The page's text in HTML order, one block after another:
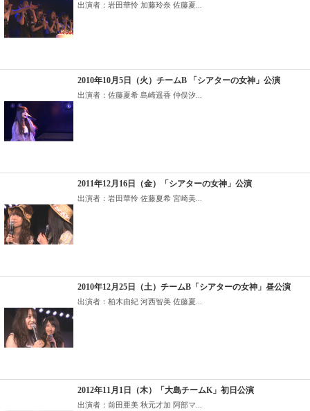
出演者：岩田華怜 加藤玲奈 佐藤夏...
2010年10月5日（火）チームB 「シアターの女神」公演
出演者：佐藤夏希 島崎遥香 仲俣汐...
2011年12月16日（金）「シアターの女神」公演
出演者：岩田華怜 佐藤夏希 宮崎美...
2010年12月25日（土）チームB「シアターの女神」昼公演
出演者：柏木由紀 河西智美 佐藤夏...
2012年11月1日（木）「大島チームK」初日公演
出演者：前田亜美 秋元才加 阿部マ...